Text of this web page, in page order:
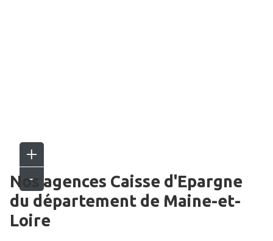
Nos agences Caisse d'Epargne
du département de Maine-et-
Loire